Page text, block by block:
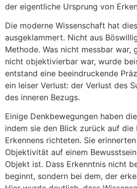
der eigentliche Ursprung von
Die moderne Wissenschaft hat
ausgeklammert. Nicht aus
Methode. Was nicht messbar war,
nicht objektivierbar war, wurde
entstand eine beeindruckende
ein leiser Verlust: der Verlust des
des inneren Bezugs.
Einige Denkbewegungen haben
indem sie den Blick zurück auf die
Erkennens richteten. Sie
Objektivität auf einem
Objekt ist. Dass Erkenntnis nicht
beginnt, sondern bei dem, der